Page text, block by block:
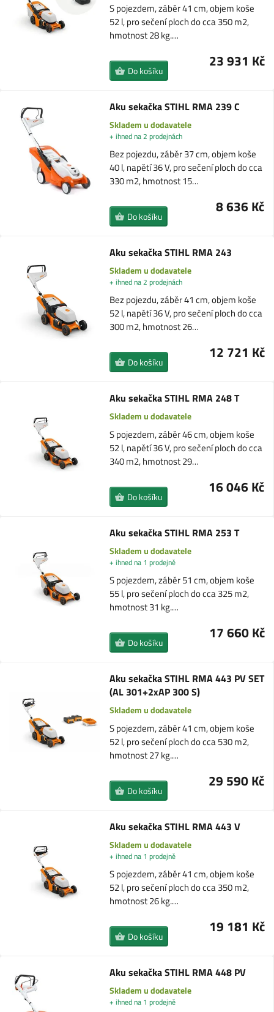
S pojezdem, záběr 41 cm, objem koše
52 l, pro sečení ploch do cca 350 m2,
hmotnost 28 kg.…
23 931 Kč
Do košíku
Aku sekačka STIHL RMA 239 C
Skladem u dodavatele
+ ihned na 2 prodejnách
Bez pojezdu, záběr 37 cm, objem koše
40 l, napětí 36 V, pro sečení ploch do cca
330 m2, hmotnost 15…
8 636 Kč
Do košíku
Aku sekačka STIHL RMA 243
Skladem u dodavatele
+ ihned na 2 prodejnách
Bez pojezdu, záběr 41 cm, objem koše
52 l, napětí 36 V, pro sečení ploch do cca
300 m2, hmotnost 26…
12 721 Kč
Do košíku
Aku sekačka STIHL RMA 248 T
Skladem u dodavatele
S pojezdem, záběr 46 cm, objem koše
52 l, napětí 36 V, pro sečení ploch do cca
340 m2, hmotnost 29…
16 046 Kč
Do košíku
Aku sekačka STIHL RMA 253 T
Skladem u dodavatele
+ ihned na 1 prodejně
S pojezdem, záběr 51 cm, objem koše
55 l, pro sečení ploch do cca 325 m2,
hmotnost 31 kg.…
17 660 Kč
Do košíku
Aku sekačka STIHL RMA 443 PV SET
(AL 301+2xAP 300 S)
Skladem u dodavatele
S pojezdem, záběr 41 cm, objem koše
52 l, pro sečení ploch do cca 530 m2,
hmotnost 27 kg.…
29 590 Kč
Do košíku
Aku sekačka STIHL RMA 443 V
Skladem u dodavatele
+ ihned na 1 prodejně
S pojezdem, záběr 41 cm, objem koše
52 l, pro sečení ploch do cca 350 m2,
hmotnost 26 kg.…
19 181 Kč
Do košíku
Aku sekačka STIHL RMA 448 PV
Skladem u dodavatele
+ ihned na 1 prodejně